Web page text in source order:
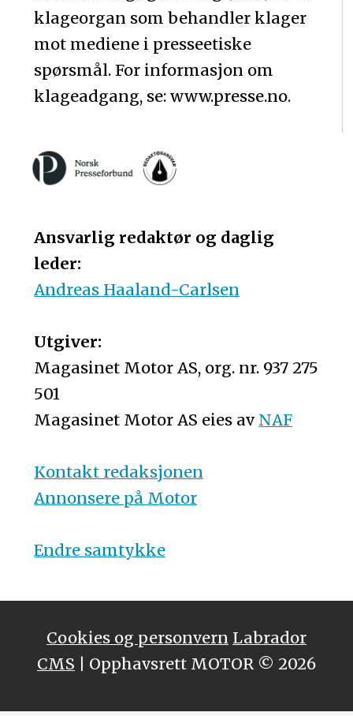
klageorgan som behandler klager
mot mediene i presseetiske
spørsmål. For informasjon om
klageadgang, se: www.presse.no.
Ansvarlig redaktør og daglig
leder:
Andreas Haaland-Carlsen
Utgiver:
Magasinet Motor AS, org. nr. 937 275
501
Magasinet Motor AS eies av NAF
Kontakt redaksjonen
Annonsere på Motor
Endre samtykke
Cookies og personvern Labrador
CMS | Opphavsrett MOTOR © 2026